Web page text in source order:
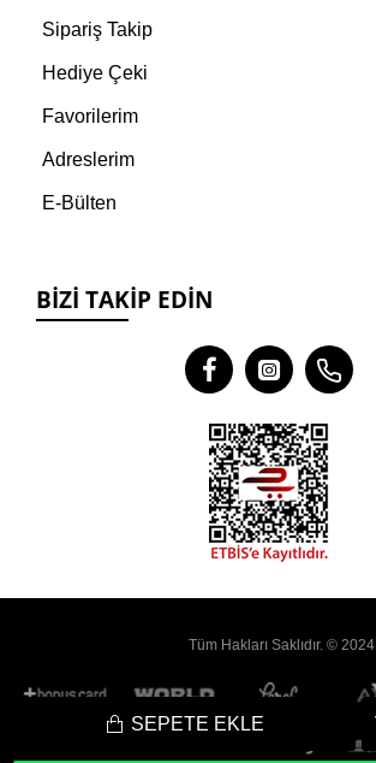
SEPETE EKLE
Sipariş Takip
Hediye Çeki
Favorilerim
Adreslerim
E-Bülten
BIZI TAKIP EDIN
Tüm Hakları Saklıdır. © 2024